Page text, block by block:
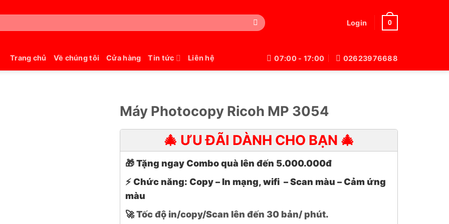
Login 0
Trang chủ Về chúng tôi Cửa hàng Tin tức Liên hệ 07:00 - 17:00 02623976688
Máy Photocopy Ricoh MP 3054
🎄 ƯU ĐÃI DÀNH CHO BẠN 🎄
🎁Tặng ngay Combo quà lên đến 5.000.000đ
⚡Chức năng: Copy – In mạng, wifi – Scan màu – Cảm ứng
màu
🚀Tốc độ in/copy/Scan lên đến 30 bản/ phút.